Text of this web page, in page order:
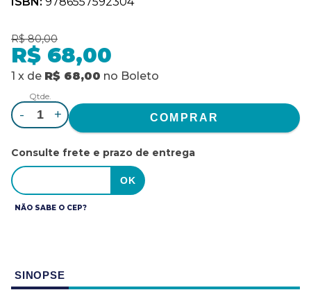
R$ 80,00
R$ 68,00
1 x de R$ 68,00 no Boleto
Qtde.
- +
Consulte frete e prazo de entrega
NÃO SABE O CEP?
SINOPSE